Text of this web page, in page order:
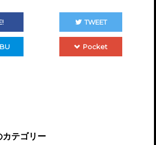
TWEET
Pocket
テゴリー